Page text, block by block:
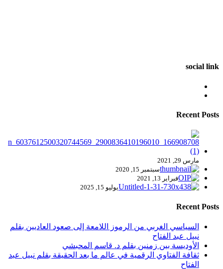
social link
Recent Posts
مارس 29, 2021
سبتمبر 15, 2020
فبراير 13, 2021
يوليو 15, 2025
Recent Posts
السياسي الغربي من الرموز اللامعة إلى صعود العاديين بقلم
نبيل عبد الفتاح
الأوديسة بين زمنين بقلم د. قاسم المحبشي
ثقافة الفتاوي الرقمية في عالم ما بعد الحقيقة بقلم نبيل عبد
الفتاح